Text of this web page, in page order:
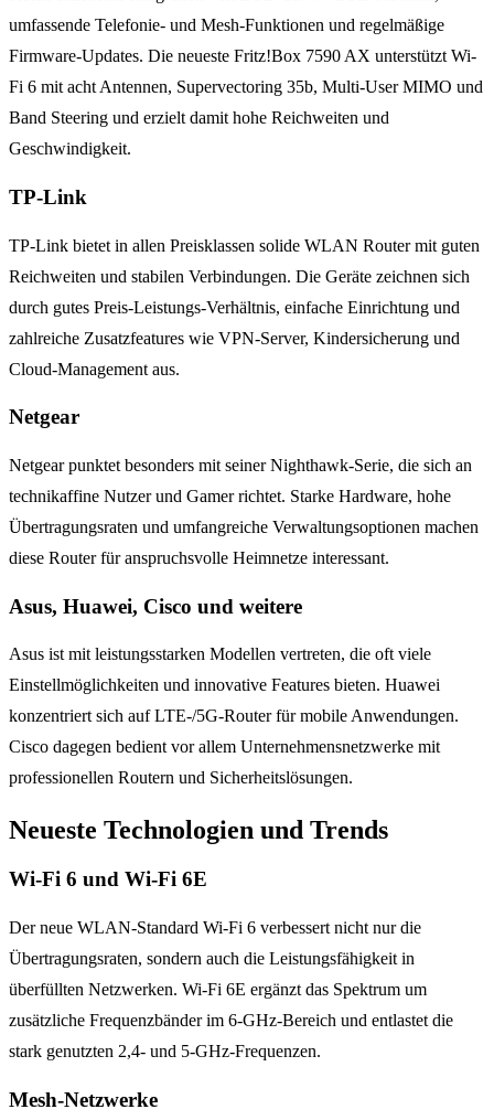
umfassende Telefonie- und Mesh-Funktionen und regelmäßige
Firmware-Updates. Die neueste Fritz!Box 7590 AX unterstützt Wi-
Fi 6 mit acht Antennen, Supervectoring 35b, Multi-User MIMO und
Band Steering und erzielt damit hohe Reichweiten und
Geschwindigkeit.
TP-Link
TP-Link bietet in allen Preisklassen solide WLAN Router mit guten
Reichweiten und stabilen Verbindungen. Die Geräte zeichnen sich
durch gutes Preis-Leistungs-Verhältnis, einfache Einrichtung und
zahlreiche Zusatzfeatures wie VPN-Server, Kindersicherung und
Cloud-Management aus.
Netgear
Netgear punktet besonders mit seiner Nighthawk-Serie, die sich an
technikaffine Nutzer und Gamer richtet. Starke Hardware, hohe
Übertragungsraten und umfangreiche Verwaltungsoptionen machen
diese Router für anspruchsvolle Heimnetze interessant.
Asus, Huawei, Cisco und weitere
Asus ist mit leistungsstarken Modellen vertreten, die oft viele
Einstellmöglichkeiten und innovative Features bieten. Huawei
konzentriert sich auf LTE-/5G-Router für mobile Anwendungen.
Cisco dagegen bedient vor allem Unternehmensnetzwerke mit
professionellen Routern und Sicherheitslösungen.
Neueste Technologien und Trends
Wi-Fi 6 und Wi-Fi 6E
Der neue WLAN-Standard Wi-Fi 6 verbessert nicht nur die
Übertragungsraten, sondern auch die Leistungsfähigkeit in
überfüllten Netzwerken. Wi-Fi 6E ergänzt das Spektrum um
zusätzliche Frequenzbänder im 6-GHz-Bereich und entlastet die
stark genutzten 2,4- und 5-GHz-Frequenzen.
Mesh-Netzwerke